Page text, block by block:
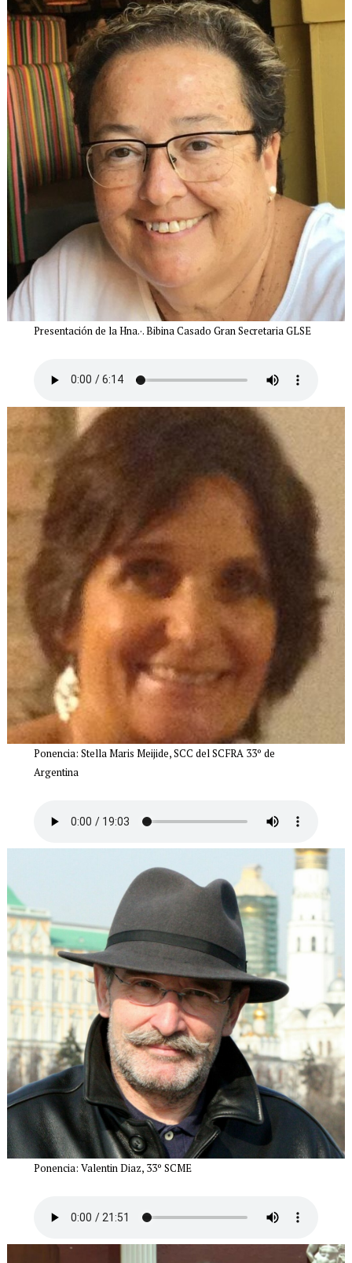
Presentación de la Hna.·. Bibina Casado Gran Secretaria GLSE
Ponencia: Stella Maris Meijide, SCC del SCFRA 33º de
Argentina
Ponencia: Valentin Diaz, 33º SCME